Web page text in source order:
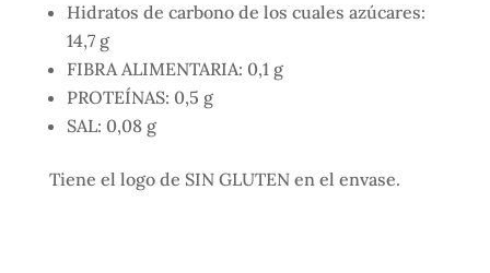
Hidratos de carbono de los cuales azúcares:
14,7 g
FIBRA ALIMENTARIA: 0,1 g
PROTEÍNAS: 0,5 g
SAL: 0,08 g
Tiene el logo de SIN GLUTEN en el envase.